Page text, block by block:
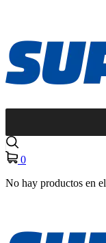
0
No hay productos en